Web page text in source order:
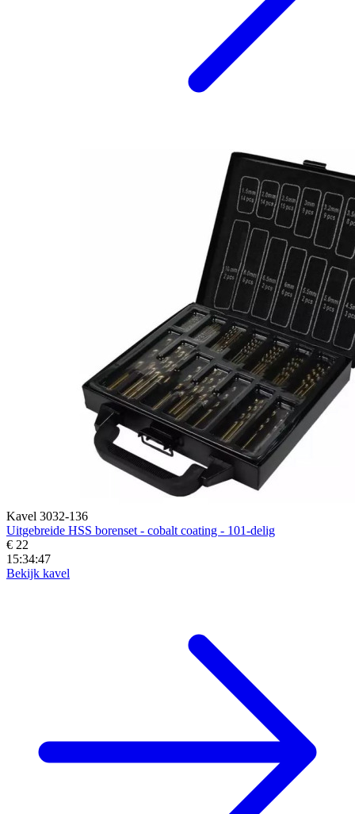
Kavel 3032-136
Uitgebreide HSS borenset - cobalt coating - 101-delig
€ 22
15:34:45
Bekijk kavel